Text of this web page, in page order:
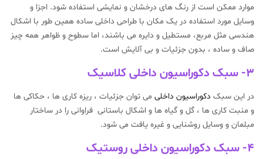
موارد ممکن است از رنگ های درخشان و نمایشی استفاده شود. اجزا و
وسایل مورد استفاده در یک مکان با طراحی داخلی ساده همین طور با اشکال
هندسی مثل مربع، مستطیل و دایره می باشند، اما سطوح و ظواهر همه چیز
صاف و ساده ، بدون جزئیات و بی آلایش است.
۳- سبک دکوراسیون داخلی کلاسیک
در این سبک دکوراسیون داخلی می توان جزئیات ، ریزه کاری ها ، حکاکی ها
و منبت کاری ها ، گل و گیاه ها و اشکال باستانی فراوانی را در ساختار
مبلمان و وسایل روشنایی و غیره یافت می شود.
۴- سبک دکوراسیون داخلی روستیک